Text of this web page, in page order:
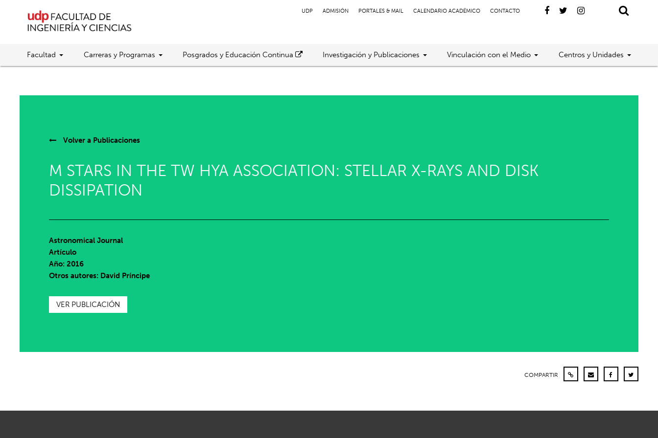
UDP ADMISIÓN PORTALES & MAIL CALENDARIO ACADÉMICO CONTACTO
Facultad Carreras y Programas Posgrados y Educación Continua Investigación y Publicaciones Vinculación con el Medio Centros y Unidades
Volver a Publicaciones
M STARS IN THE TW HYA ASSOCIATION: STELLAR X-RAYS AND DISK
DISSIPATION
Astronomical Journal
Artículo
Año: 2016
Otros autores: David Príncipe
VER PUBLICACIÓN
COMPARTIR